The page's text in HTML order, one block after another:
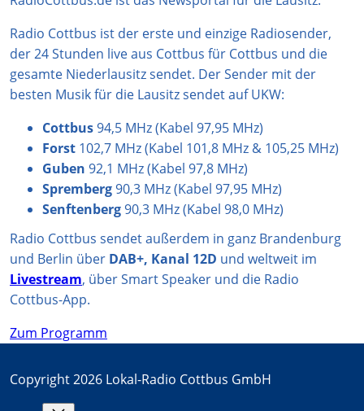
a
m
p
k
Radio Cottbus ist der erste und einzige Radiosender,
der 24 Stunden live aus Cottbus für Cottbus und die
gesamte Niederlausitz sendet. Der Sender mit der
besten Musik für die Lausitz sendet auf UKW:
Cottbus94,5 MHz (Kabel 97,95 MHz)
Forst 102,7 MHz (Kabel 101,8 MHz & 105,25 MHz)
Guben 92,1 MHz (Kabel 97,8 MHz)
Spremberg90,3 MHz (Kabel 97,95 MHz)
Senftenberg90,3 MHz (Kabel 98,0 MHz)
Radio Cottbus sendet außerdem in ganz Brandenburg
und Berlin über DAB+, Kanal 12D und weltweit im
Livestream, über Smart Speaker und die Radio
Cottbus-App.
Zum Programm
Copyright 2026 Lokal-Radio Cottbus GmbH